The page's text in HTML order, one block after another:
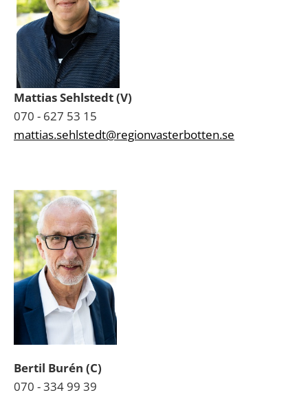
Mattias Sehlstedt (V)
070 - 627 53 15
mattias.sehlstedt@regionvasterbotten.se
Bertil Burén (C)
070 - 334 99 39